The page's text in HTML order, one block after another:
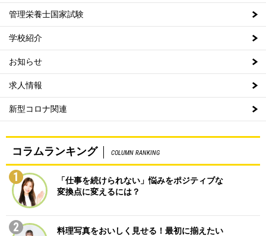
管理栄養士国家試験
学校紹介
お知らせ
求人情報
新型コロナ関連
コラムランキング COLUMN RANKING
1
「仕事を続けられない」悩みをポジティブな
変換点に変えるには？
2
料理写真をおいしく見せる！最初に揃えたい